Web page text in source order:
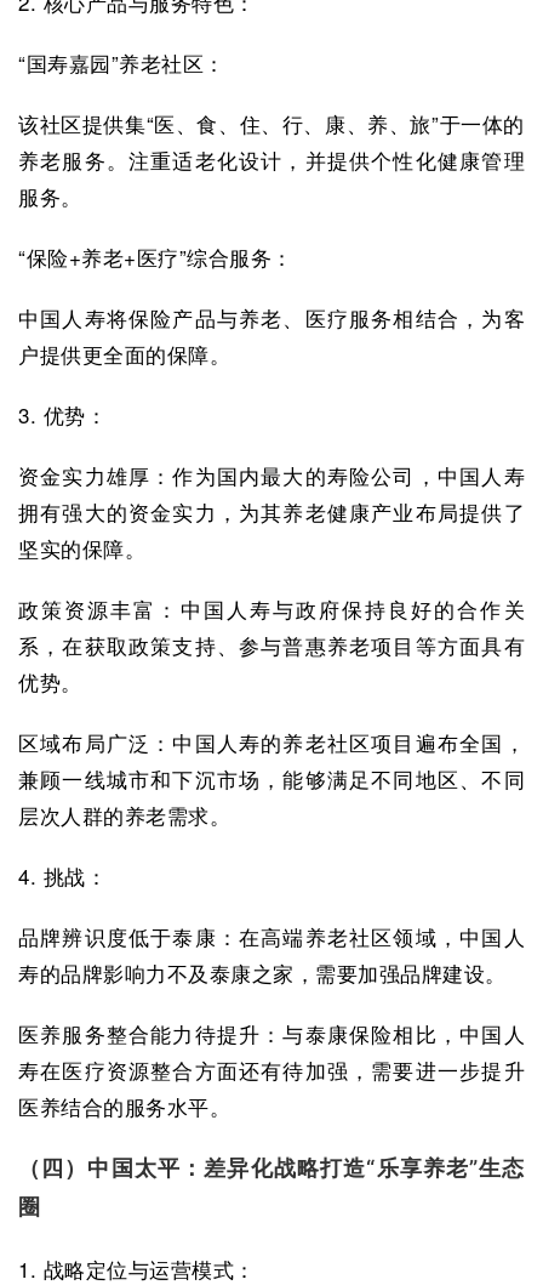
“国寿嘉园”养老社区：
该社区提供集“医、食、住、行、康、养、旅”于一体的
养老服务。注重适老化设计，并提供个性化健康管理
服务。
“保险+养老+医疗”综合服务：
中国人寿将保险产品与养老、医疗服务相结合，为客
户提供更全面的保障。
3. 优势：
资金实力雄厚：作为国内最大的寿险公司，中国人寿
拥有强大的资金实力，为其养老健康产业布局提供了
坚实的保障。
政策资源丰富：中国人寿与政府保持良好的合作关
系，在获取政策支持、参与普惠养老项目等方面具有
优势。
区域布局广泛：中国人寿的养老社区项目遍布全国，
兼顾一线城市和下沉市场，能够满足不同地区、不同
层次人群的养老需求。
4. 挑战：
品牌辨识度低于泰康：在高端养老社区领域，中国人
寿的品牌影响力不及泰康之家，需要加强品牌建设。
医养服务整合能力待提升：与泰康保险相比，中国人
寿在医疗资源整合方面还有待加强，需要进一步提升
医养结合的服务水平。
（四）中国太平：差异化战略打造“乐享养老”生态
圈
1. 战略定位与运营模式：